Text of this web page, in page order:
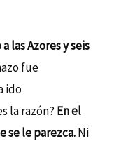
las Azores y seis
fue
ido
la razón? En el
se le parezca.Ni